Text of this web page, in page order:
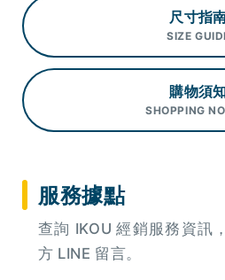
尺寸指
SIZE
購物須
SHOPPING
服務據點
查詢 IKOU 經銷服務資訊
方 LINE 留言。